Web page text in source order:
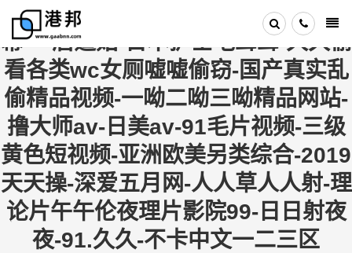
亚洲九九-日韩va-日本三级中文字
幕-一眉道姑-日本护士毛茸茸-久久偷
看各类wc女厕嘘嘘偷窃-国产真实乱
偷精品视频-一呦二呦三呦精品网站-
撸大师av-日美av-91毛片视频-三级
黄色短视频-亚洲欧美另类综合-2019
天天操-深爱五月网-人人草人人射-理
论片午午伦夜理片影院99-日日射夜
夜-91.久久-不卡中文一二三区